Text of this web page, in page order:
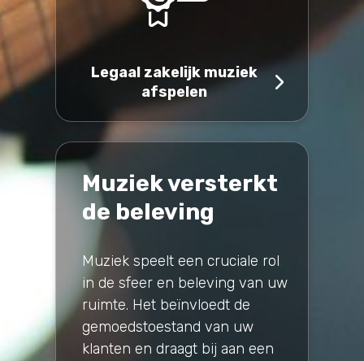
Legaal zakelijk muziek
afspelen
Muziek versterkt
de beleving
Muziek speelt een cruciale rol
in de sfeer en beleving van uw
ruimte. Het beïnvloedt de
gemoedstoestand van uw
klanten en draagt bij aan een